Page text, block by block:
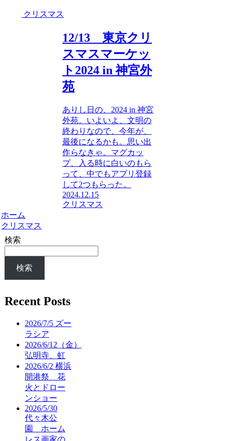
クリスマス
12/13 東京クリ
スマスマーケッ
ト2024 in 神宮外
苑
ありし日の、2024 in 神宮
外苑。いよいよ、文明の
終わりなので、今年が、
最後になるかも。思い出
作らなきゃ。マグカッ
プ、入る時に白いのもら
って、中でもアプリ登録
して2つもらった。
2024.12.15
クリスマス
ホーム
クリスマス
検索
検索
Recent Posts
2026/7/5 ズー
ラシア
2026/6/12（金）
弘明寺、虹
2026/6/2 横浜
開港祭 花
火とドロー
ンショー
2026/5/30
代々木公
園 ホーム
レス画家の